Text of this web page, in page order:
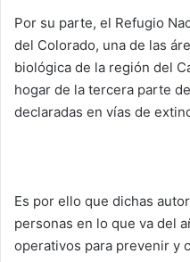
Por su parte, el Refugio
del Colorado, una de las
biológica de la región del
hogar de la tercera parte
declaradas en vías de
Es por ello que dichas
personas en lo que va del
operativos para prevenir y